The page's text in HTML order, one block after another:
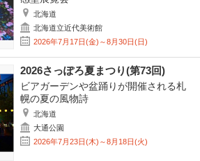
北海道
北海道立近代美術館
2026年7月17日(金)～8月30日(日)
2026さっぽろ夏まつり(第73回)
ビアガーデンや盆踊りが開催される札
幌の夏の風物詩
北海道
大通公園
2026年7月23日(木)～8月18日(火)